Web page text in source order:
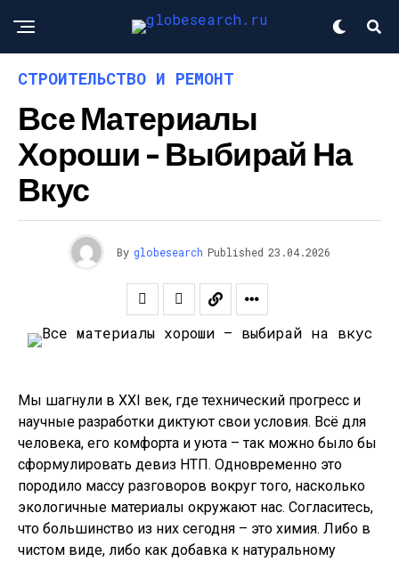
СТРОИТЕЛЬСТВО И РЕМОНТ
Все Материалы
Хороши – Выбирай На
Вкус
By globesearch Published 23.04.2026
Мы шагнули в XXI век, где технический прогресс и
научные разработки диктуют свои условия. Всё для
человека, его комфорта и уюта – так можно было бы
сформулировать девиз НТП. Одновременно это
породило массу разговоров вокруг того, насколько
экологичные материалы окружают нас. Согласитесь,
что большинство из них сегодня – это химия. Либо в
чистом виде, либо как добавка к натуральному